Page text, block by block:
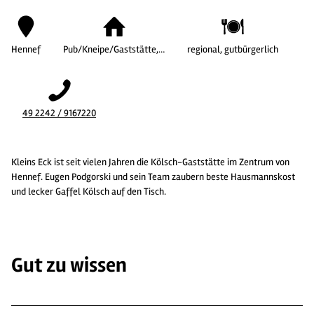
Hennef Pub/Kneipe/Gaststätte,… regional, gutbürgerlich
49 2242 / 9167220
Kleins Eck ist seit vielen Jahren die Kölsch-Gaststätte im Zentrum von
Hennef. Eugen Podgorski und sein Team zaubern beste Hausmannskost
und lecker Gaffel Kölsch auf den Tisch.
Gut zu wissen